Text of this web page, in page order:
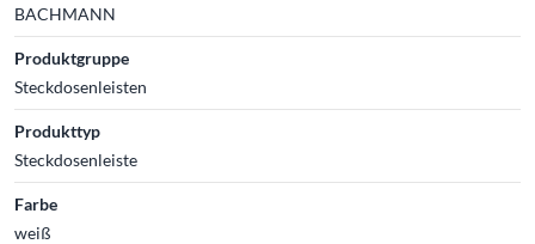
BACHMANN
Produktgruppe
Steckdosenleisten
Produkttyp
Steckdosenleiste
Farbe
weiß